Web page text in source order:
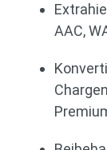
AAC,